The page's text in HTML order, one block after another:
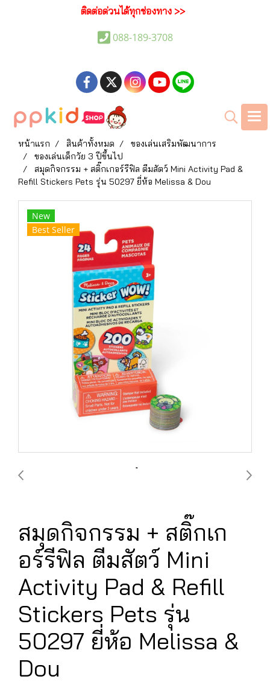
ติดต่อด่วนได้ทุกช่องทาง >>
088-189-3708
หน้าแรก สินค้าทั้งหมด
ของเล่นเสริมพัฒนาการ
ของเล่นเด็กวัย 3 ปีขึ้นไป
สมุดกิจกรรม + สติ๊กเกอร์รีฟิล ตีมสัตว์ Mini Activity Pad &
Refill Stickers Pets รุ่น 50297 ยี่ห้อ Melissa & Dou
New
Best Seller
สมุดกิจกรรม + สติ๊กเก
อร์รีฟิล ตีมสัตว์ Mini
Activity Pad & Refill
Stickers Pets รุ่น
50297 ยี่ห้อ Melissa &
Dou